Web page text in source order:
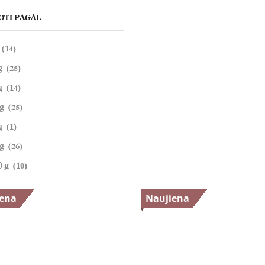
PAGAL
(14)
(25)
(14)
(25)
(1)
(26)
g (10)
Naujiena